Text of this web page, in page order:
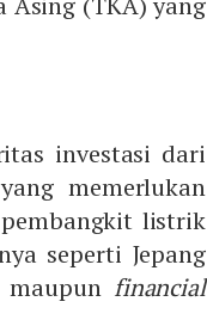
investasi dari
memerlukan
listrik
seperti Jepang
financial